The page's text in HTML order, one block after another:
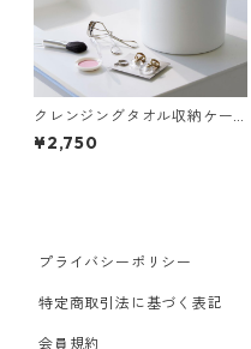
クレンジングタオル収納ケー
ス 山崎実業 RIN リン クレンジ
ングタオルホルダー ナチュラ
¥2,750
プライバシーポリシー
特定商取引法に基づく表記
会員規約